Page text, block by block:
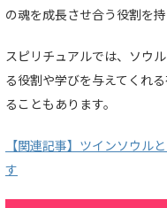
の魂を成長させ合う役割を持
スピリチュアルでは、ソウ
る役割や学びを与えてくれ
ることもあります。
【関連記事】ツインソウル
す